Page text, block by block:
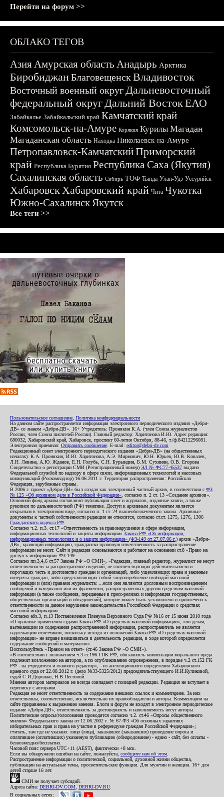
Перейти на форум >>
ОБЛАКО ТЕГОВ
АзияАмурская область Анадырь Арктика
БиробиджанБлаговещенскВладивосток
Восточный военный округДальневосточный
федеральный округДальний ВостокЕАО
Забайкалье Забайкальский край Камчатский край
Комсомольск-на-Амуре Корякия Курилы Магадан
Магаданская область Находка Николаевск-на-Амуре
Петропавловск-КамчатскийПриморский
край Республика Бурятия Республика Саха (Якутия)
Сахалинская область Сибирь ТОФ Тында Улан-Удэ Уссурийск
ХабаровскХабаровский край Чита Чукотка
Южно-СахалинскЯкутск
Все теги >>
Пользовательское соглашение Политика конфиденциальности
На данном сайте распространяется информация электронного периодического издания «Дебри-
ДВ» со знаком «Дебри-ДВ». 16+ Учредитель: Пронякин К.А. (член Союза журналистов
России, член Союза писателей России). Главный редактор: Харитонова И.Ю. Адрес редакции:
680032, Хабаровский край, Хабаровск, проспект 60-летия Октября, 88-46, т./ф.84212296081.
Электронная приемная: Отправить сообщение . E-mail: editor@debri-dv.com
Редакционный совет электронного периодического издания «Дебри-ДВ» (на общественных
началах): К.А. Пронякин, И.Ю. Харитонова, А.Э. Мирмович, Ю.Н. Юрьев, Ю.В. Ковалев,
Л.Н. Левина, А.Ю. Жданов, Е.Н. Голубь, С.Н. Бурындин, Б.М. Сухинин, О.В. Егорова
Свидетельство о регистрации СМИ (Регистрационный номер) ЭЛ № ФС77-45537 выдано
Федеральной службой по надзору в сфере связи, информационных технологий и массовых
коммуникаций (Роскомнадзор) 16.06.2011 г. Территория распространения: Российская
Федерация, зарубежные страны.
В 2006 г. проект «Дебри-ДВ» был создан как электронный частный архив, в соответствии с ФЗ
№ 125 «Об архивном деле в Российской Федерации» , согласно п. 2 ст. 13 «Создание архивов».
Основной фонд архива составляют публикации газет и журналов, изданные книги, а также
рукописи по дальневосточной (РФ) тематике. Доступ к архивным документам является
открытым в электронном виде, согласно п. 1 ст. 24 вышеобозначенного закона. Архивные
документы к частной собственности редакции не относятся, согласно ст.ст. 1275, 1276, 1306
Гражданского кодекса РФ
Согласно ч.2. п.3. ст.17 «Ответственность за правонарушения в сфере информации,
информационных технологий и защиты информации» Закона РФ «Об информации,
информационных технологиях и о защите информации» (ФЗ-149 от 27.07.06 г.) архив «Дебри-
ДВ», хранящий информацию, гражданско-правовую ответственность за распространение
информации не несет. Сайт и редакция основываются и работают на основании ст.8 «Право на
доступ к информации» ФЗ-149.
Согласно пп.3,4,6 ст.57 Закона РФ «О СМИ», «Редакция, главный редактор, журналист не несут
ответственности за распространение сведений, не соответствующих действительности и
порочащих честь и достоинство граждан и организаций, либо ущемляющих права и законные
интересы граждан, либо представляющих собой злоупотребление свободой массовой
информации и (или) правами журналиста: ...если они являются дословным воспроизведением
сообщений и материалов или их фрагментов, распространенных другим средством массовой
информации (а также сообщения, переданные в пресс-релизах и информация государственных,
общественных организаций и объединений), которое может быть установлено и привлечено к
ответственности за данное нарушение законодательства Российской Федерации о средствах
массовой информации».
Согласно абз.3, п.13 Постановления Пленума Верховного Суда РФ №16 от 15 июня 2010 года
«О практике применения судами Закона РФ «О средствах массовой информации», «по делам,
вытекающим из содержания распространенной информации, распространитель не является
надлежащим ответчиком, поскольку исходя из положений Закона РФ «О средствах массовой
информации» не вправе вмешиваться в деятельность редакции, в ходе которой определяется
содержание сообщений и материалов».
Воспользуйтесь «Правом на ответ» (ст.46 Закона РФ «О СМИ»).
«В соответствии с положением ч.3 ст.196 ГПК РФ, обязанность компенсации морального вреда
подлежит возложению на авторов, а по опубликованию опровержения, в порядке ч.2 ст.152 ГК
РФ - на учредителя и главного редактор», - из апелляционного определения Хабаровского
краевого суда от 22.08.2012 г. (дело №33-5325/2012) председательствующего И.И.Куликовой,
судей С.И.Дорожко, Н.В.Пестовой.
Мнения авторов материалов не всегда совпадают с позицией редакции. Редакция не вступает в
переписку с авторами.
Редакция не несет ответственность за содержание внешних ссылок и комментариев. За них
ответственны, соответственно, исключительно их правообладатели и авторы. Комментарии на
сайте приравнены к выражению мнения. Блоги и форум не входят в электронное периодическое
издание «Дебри-ДВ», ответственность за достоверность и наполняемость несут авторы.
Политические опросы/голосования проводятся согласно ч.2. ст.46 «Опросы общественного
мнения» Федерального закона от 12.06.2002 г. № 67-ФЗ «Об основных гарантиях
избирательных прав и права на участие в референдуме граждан Российской Федерации»;
считать, там где не указано: лицо (лица), заказавшее (заказавших) проведение опроса и
оплатившее (оплативших) указанную публикацию (обнародование) - едино - сайт, без оплаты -
безвозмездно/бесплатно.
Часовой пояс сервера UTC+11 (AEST), фактически +8 мск.
Если вы обнаружили ошибки на сайте, пожалуйста, сообщите нам об этом
Распространение информации о политической, социальной, духовной жизни общества,
публикации на актуальные темы, просветительские функции. Для мужчин и женщин. 16+ для
детей старше 16 лет.
СМИ не получает субсидий.
Адреса сайта: DEBRI-DV.COM DEBRI-DV.RU
В социальных сетях: